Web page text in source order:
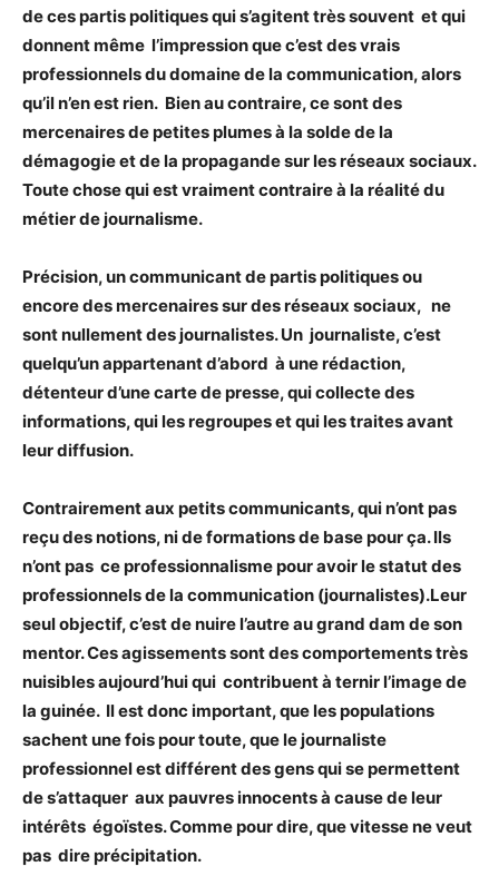
de ces partis politiques qui s’agitent très souvent et qui
donnent même l’impression que c’est des vrais
professionnels du domaine de la communication, alors
qu’il n’en est rien. Bien au contraire, ce sont des
mercenaires de petites plumes à la solde de la
démagogie et de la propagande sur les réseaux sociaux.
Toute chose qui est vraiment contraire à la réalité du
métier de journalisme.
Précision, un communicant de partis politiques ou
encore des mercenaires sur des réseaux sociaux, ne
sont nullement des journalistes. Un journaliste, c’est
quelqu’un appartenant d’abord à une rédaction,
détenteur d’une carte de presse, qui collecte des
informations, qui les regroupes et qui les traites avant
leur diffusion.
Contrairement aux petits communicants, qui n’ont pas
reçu des notions, ni de formations de base pour ça. Ils
n’ont pas ce professionnalisme pour avoir le statut des
professionnels de la communication (journalistes).Leur
seul objectif, c’est de nuire l’autre au grand dam de son
mentor. Ces agissements sont des comportements très
nuisibles aujourd’hui qui contribuent à ternir l’image de
la guinée. Il est donc important, que les populations
sachent une fois pour toute, que le journaliste
professionnel est différent des gens qui se permettent
de s’attaquer aux pauvres innocents à cause de leur
intérêts égoïstes. Comme pour dire, que vitesse ne veut
pas dire précipitation.